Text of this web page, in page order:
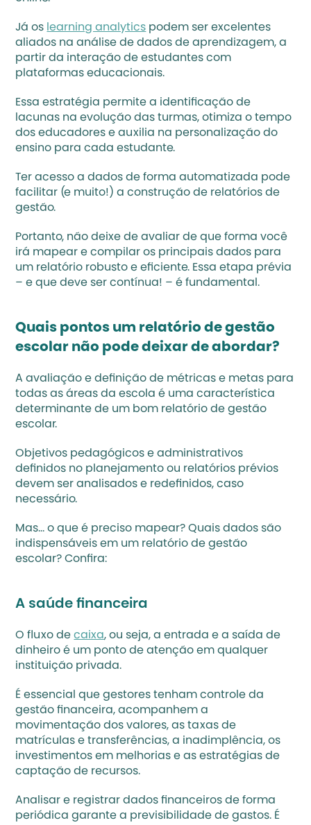
Já os learning analytics podem ser excelentes
aliados na análise de dados de aprendizagem, a
partir da interação de estudantes com
plataformas educacionais.
Essa estratégia permite a identificação de
lacunas na evolução das turmas, otimiza o tempo
dos educadores e auxilia na personalização do
ensino para cada estudante.
Ter acesso a dados de forma automatizada pode
facilitar (e muito!) a construção de relatórios de
gestão.
Portanto, não deixe de avaliar de que forma você
irá mapear e compilar os principais dados para
um relatório robusto e eficiente. Essa etapa prévia
– e que deve ser contínua! – é fundamental.
Quais pontos um relatório de gestão
escolar não pode deixar de abordar?
A avaliação e definição de métricas e metas para
todas as áreas da escola é uma característica
determinante de um bom relatório de gestão
escolar.
Objetivos pedagógicos e administrativos
definidos no planejamento ou relatórios prévios
devem ser analisados e redefinidos, caso
necessário.
Mas… o que é preciso mapear? Quais dados são
indispensáveis em um relatório de gestão
escolar? Confira:
A saúde financeira
O fluxo de caixa, ou seja, a entrada e a saída de
dinheiro é um ponto de atenção em qualquer
instituição privada.
É essencial que gestores tenham controle da
gestão financeira, acompanhem a
movimentação dos valores, as taxas de
matrículas e transferências, a inadimplência, os
investimentos em melhorias e as estratégias de
captação de recursos.
Analisar e registrar dados financeiros de forma
periódica garante a previsibilidade de gastos. É